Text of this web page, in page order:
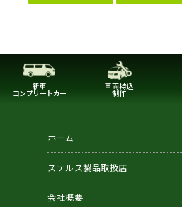
新車
コンプリートカー
車両持込
制作
ホーム
ステルス製品取扱店
会社概要